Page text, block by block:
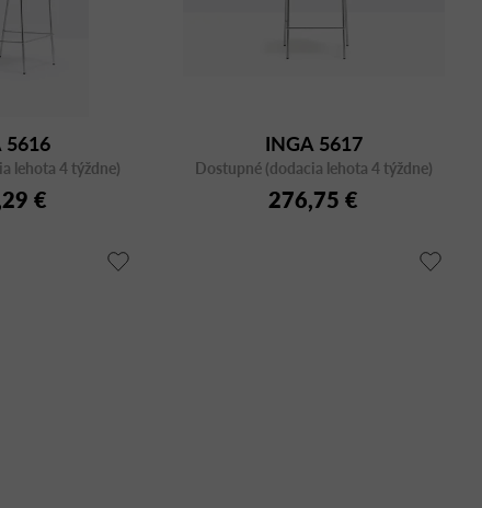
5616
lehota 4 týždne)
€
INGA 5617
Dostupné (dodacia lehota 4 týždne)
276,75 €